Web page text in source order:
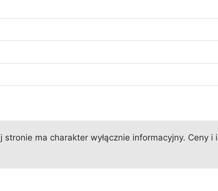
ma charakter wyłącznie informacyjny. Ceny